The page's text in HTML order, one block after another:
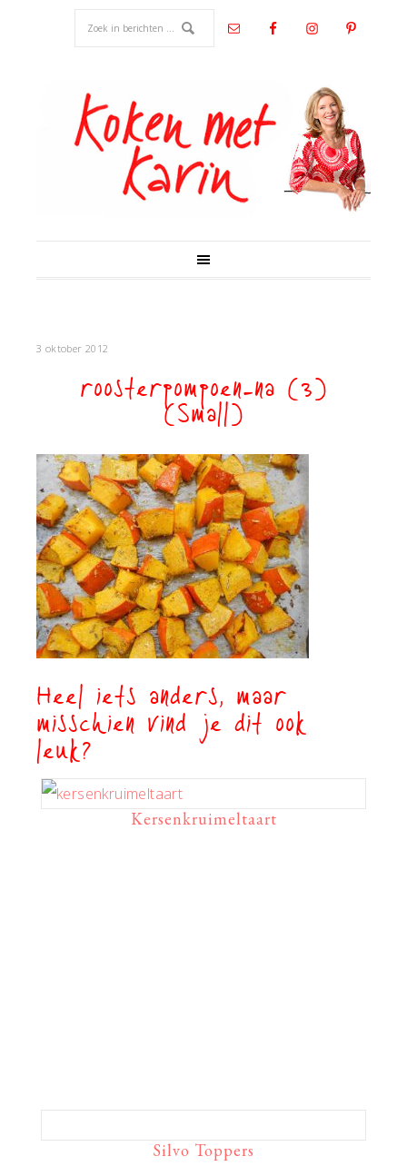
3 oktober 2012
roosterpompoen-na (3)
(Small)
Heel iets anders, maar
misschien vind je dit ook
leuk?
Kersenkruimeltaart
Silvo Toppers